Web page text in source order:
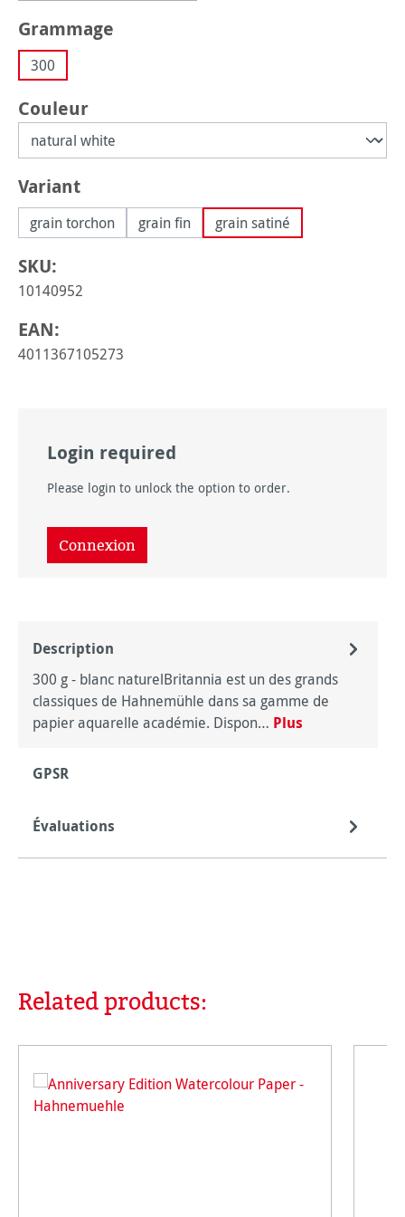
Sélectionnez
Grammage
300
Sélectionnez
Couleur
Sélectionnez
Variant
grain torchon grain fin grain satiné
SKU:
10140952
EAN:
4011367105273
Login required
Please login to unlock the option to order.
Connexion
Description
300 g - blanc naturelBritannia est un des grands
classiques de Hahnemühle dans sa gamme de
papier aquarelle académie. Dispon… Plus
GPSR
Évaluations
Ignorer la galerie de produits
Related products: